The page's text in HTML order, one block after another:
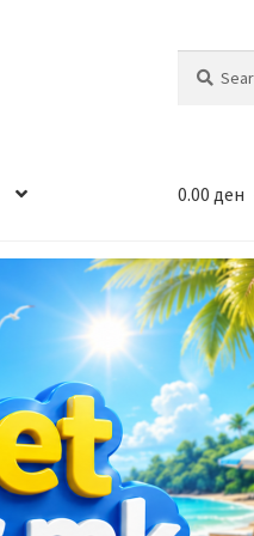
for:
0.00 ден